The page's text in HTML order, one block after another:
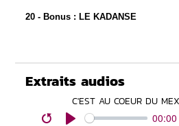
20 - Bonus : LE KADANSE
Extraits audios
C'EST AU COEUR DU
00:00